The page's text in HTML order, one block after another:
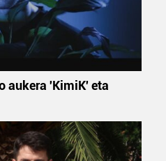
aukera 'KimiK' eta